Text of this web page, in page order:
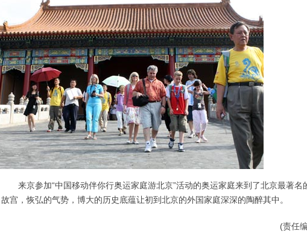
来京参加“中国移动伴你行奥运家庭游北京”活动的奥运家庭来到了北京最著名
故宫，恢弘的气势，博大的历史底蕴让初到北京的外国家庭深深的陶醉其中。
(责任